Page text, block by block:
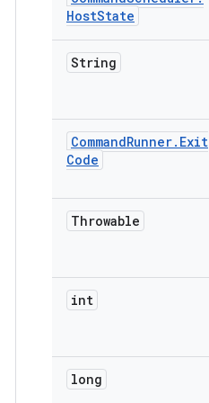
HostState
String
CommandRunner. Exit
Code
Throwable
int
long